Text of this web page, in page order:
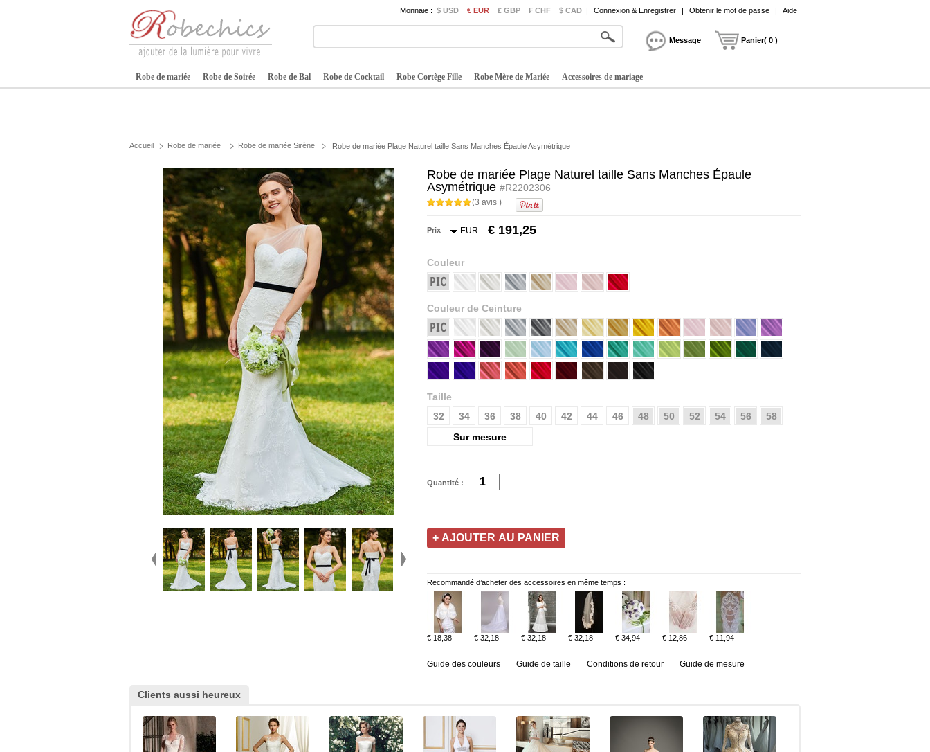
Monnaie : $ USD € EUR £ GBP ₣ CHF $ CAD | Connexion & Enregistrer | Obtenir le mot de passe | Aide
Message Panier( 0 )
Robe de mariée Robe de Soirée Robe de Bal Robe de Cocktail Robe Cortège Fille Robe Mère de Mariée Accessoires de mariage
Accueil Robe de mariée Robe de mariée Sirène Robe de mariée Plage Naturel taille Sans Manches Épaule Asymétrique
Robe de mariée Plage Naturel taille Sans Manches Épaule
Asymétrique #R2202306
(3 avis )
Prix EUR € 191,25
Couleur
Couleur de Ceinture
Taille
32
34 36 38 40 42 44 46 48 50 52 54 56
58
Sur mesure
Quantité :
Recommandé d’acheter des accessoires en même temps :
€ 18,38 € 32,18 € 32,18 € 32,18 € 34,94 € 12,86 € 11,94
Guide des couleurs Guide de taille Conditions de retour Guide de mesure
Clients aussi heureux